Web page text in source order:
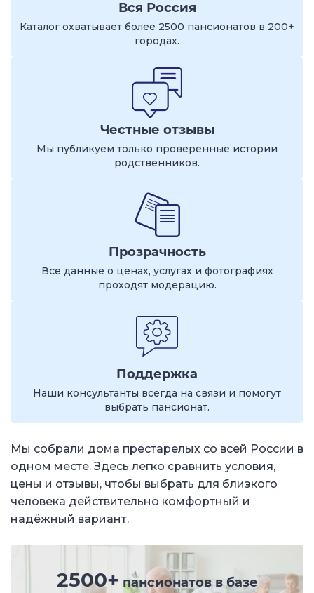
Вся Россия
Каталог охватывает более 2500 пансионатов в 200+
городах.
Честные отзывы
Мы публикуем только проверенные истории
родственников.
Прозрачность
Все данные о ценах, услугах и фотографиях
проходят модерацию.
Поддержка
Наши консультанты всегда на связи и помогут
выбрать пансионат.
Мы собрали дома престарелых со всей России в
одном месте. Здесь легко сравнить условия,
цены и отзывы, чтобы выбрать для близкого
человека действительно комфортный и
надёжный вариант.
2500+ пансионатов в базе